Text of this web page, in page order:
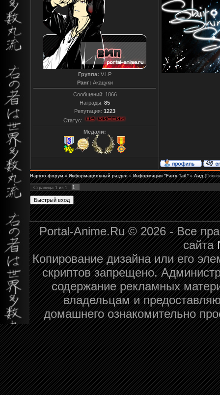
Группа: V.I.P
Ранг: Акацуки
Сообщений: 1866
Награды: 85
Репутация: 1223
Статус:
Медали:
Наруто форум » Информационный раздел » Информация "Fairy Tail" » Аид
Страница 1 из 1 1
Portal-Anime.Ru © 2026 - Все
сайта
Копирование дизайна или его
скриптов запрещено.
содержание рекламных
владельцам и
домашнего ознакомительно